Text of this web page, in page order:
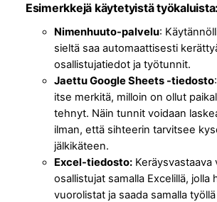
Esimerkkejä käytetyistä työkaluista:
Nimenhuuto-palvelu:
sieltä saa automaattisesti
osallistujatiedot ja työtunnit.
Jaettu Google Sheets -tiedosto
itse merkitä, milloin on ollut
tehnyt. Näin tunnit voidaan
ilman, että sihteerin tarvitsee
jälkikäteen.
Excel-tiedosto:Keräysvastaava
osallistujat samalla Excelillä, jolla
vuorolistat ja saada samalla